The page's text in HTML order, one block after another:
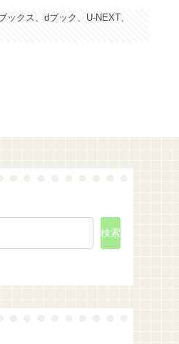
クス、dブック、U-NEXT、
検索